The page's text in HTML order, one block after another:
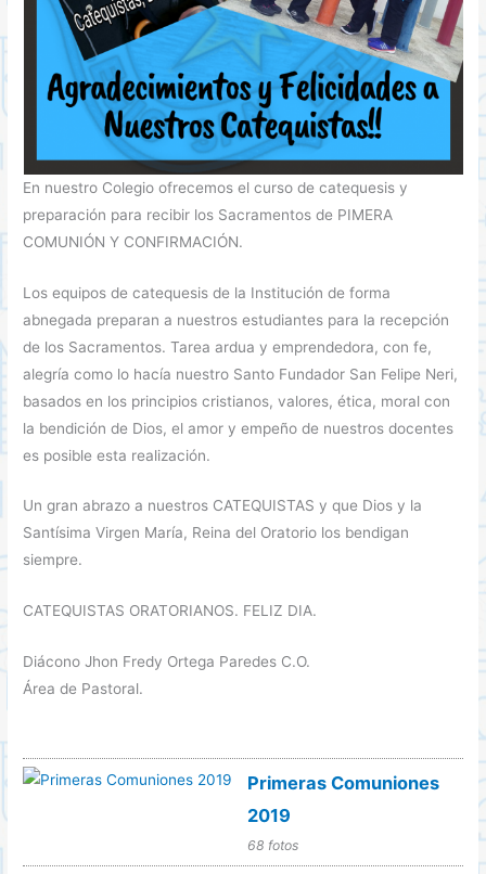
En nuestro Colegio ofrecemos el curso de catequesis y
preparación para recibir los Sacramentos de PIMERA
COMUNIÓN Y CONFIRMACIÓN.
Los equipos de catequesis de la Institución de forma
abnegada preparan a nuestros estudiantes para la recepción
de los Sacramentos. Tarea ardua y emprendedora, con fe,
alegría como lo hacía nuestro Santo Fundador San Felipe Neri,
basados en los principios cristianos, valores, ética, moral con
la bendición de Dios, el amor y empeño de nuestros docentes
es posible esta realización.
Un gran abrazo a nuestros CATEQUISTAS y que Dios y la
Santísima Virgen María, Reina del Oratorio los bendigan
siempre.
CATEQUISTAS ORATORIANOS. FELIZ DIA.
Diácono Jhon Fredy Ortega Paredes C.O.
Área de Pastoral.
Primeras Comuniones
2019
68 fotos